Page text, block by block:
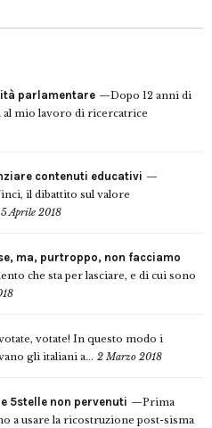
parlamentare
Dopo 12 anni di
al mio lavoro di ricercatrice
contenuti educativi
il dibattito sul valore
5 Aprile 2018
ma, purtroppo, non facciamo
che sta per lasciare, e di cui sono
votate! In questo modo i
gli italiani a... 2 Marzo 2018
5stelle non pervenuti
Prima
a usare la ricostruzione post-sisma